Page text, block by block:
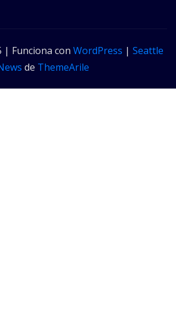
Funciona con WordPress | Seattle
de ThemeArile